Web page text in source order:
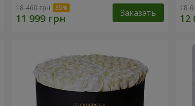
18 460 грн Заказать 18